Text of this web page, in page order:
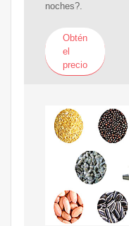
noches?.
Obtén
el
precio